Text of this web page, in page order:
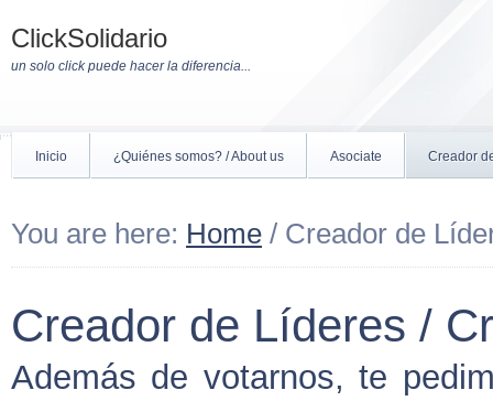
ClickSolidario
un solo click puede hacer la diferencia...
Inicio ¿Quiénes somos? / About us Asociate Creador
You are here: Home / Creador de
Creador de Líderes /
Además de votarnos, te